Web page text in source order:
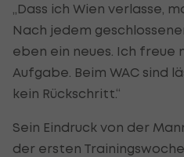
„Dass ich Wien verlasse,
Nach jedem
eben ein neues. Ich freue
Aufgabe. Beim WAC sind
kein Rückschritt.“
Sein Eindruck von der
der ersten